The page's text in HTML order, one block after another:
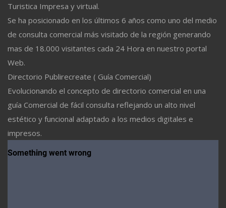
Turistica Impresa y virtual.
Se ha posicionado en los últimos 6 años como uno del medio
de consulta comercial más visitado de la región generando
mas de 18.000 visitantes cada 24 Hora en nuestro portal
Web.
Directorio Publirecreate ( Guía Comercial)
Evolucionando el concepto de directorio comercial en una
guía Comercial de fácil consulta reflejando un alto nivel
estético y funcional adaptado a los medios digitales e
impresos.